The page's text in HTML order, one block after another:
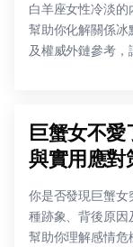
白羊座女性冷淡的
幫助你化解關係冰
及權威外鏈參考，
巨蟹女不
與實用應對
你是否發現巨蟹女
種跡象、背後原因
幫助你理解感情危